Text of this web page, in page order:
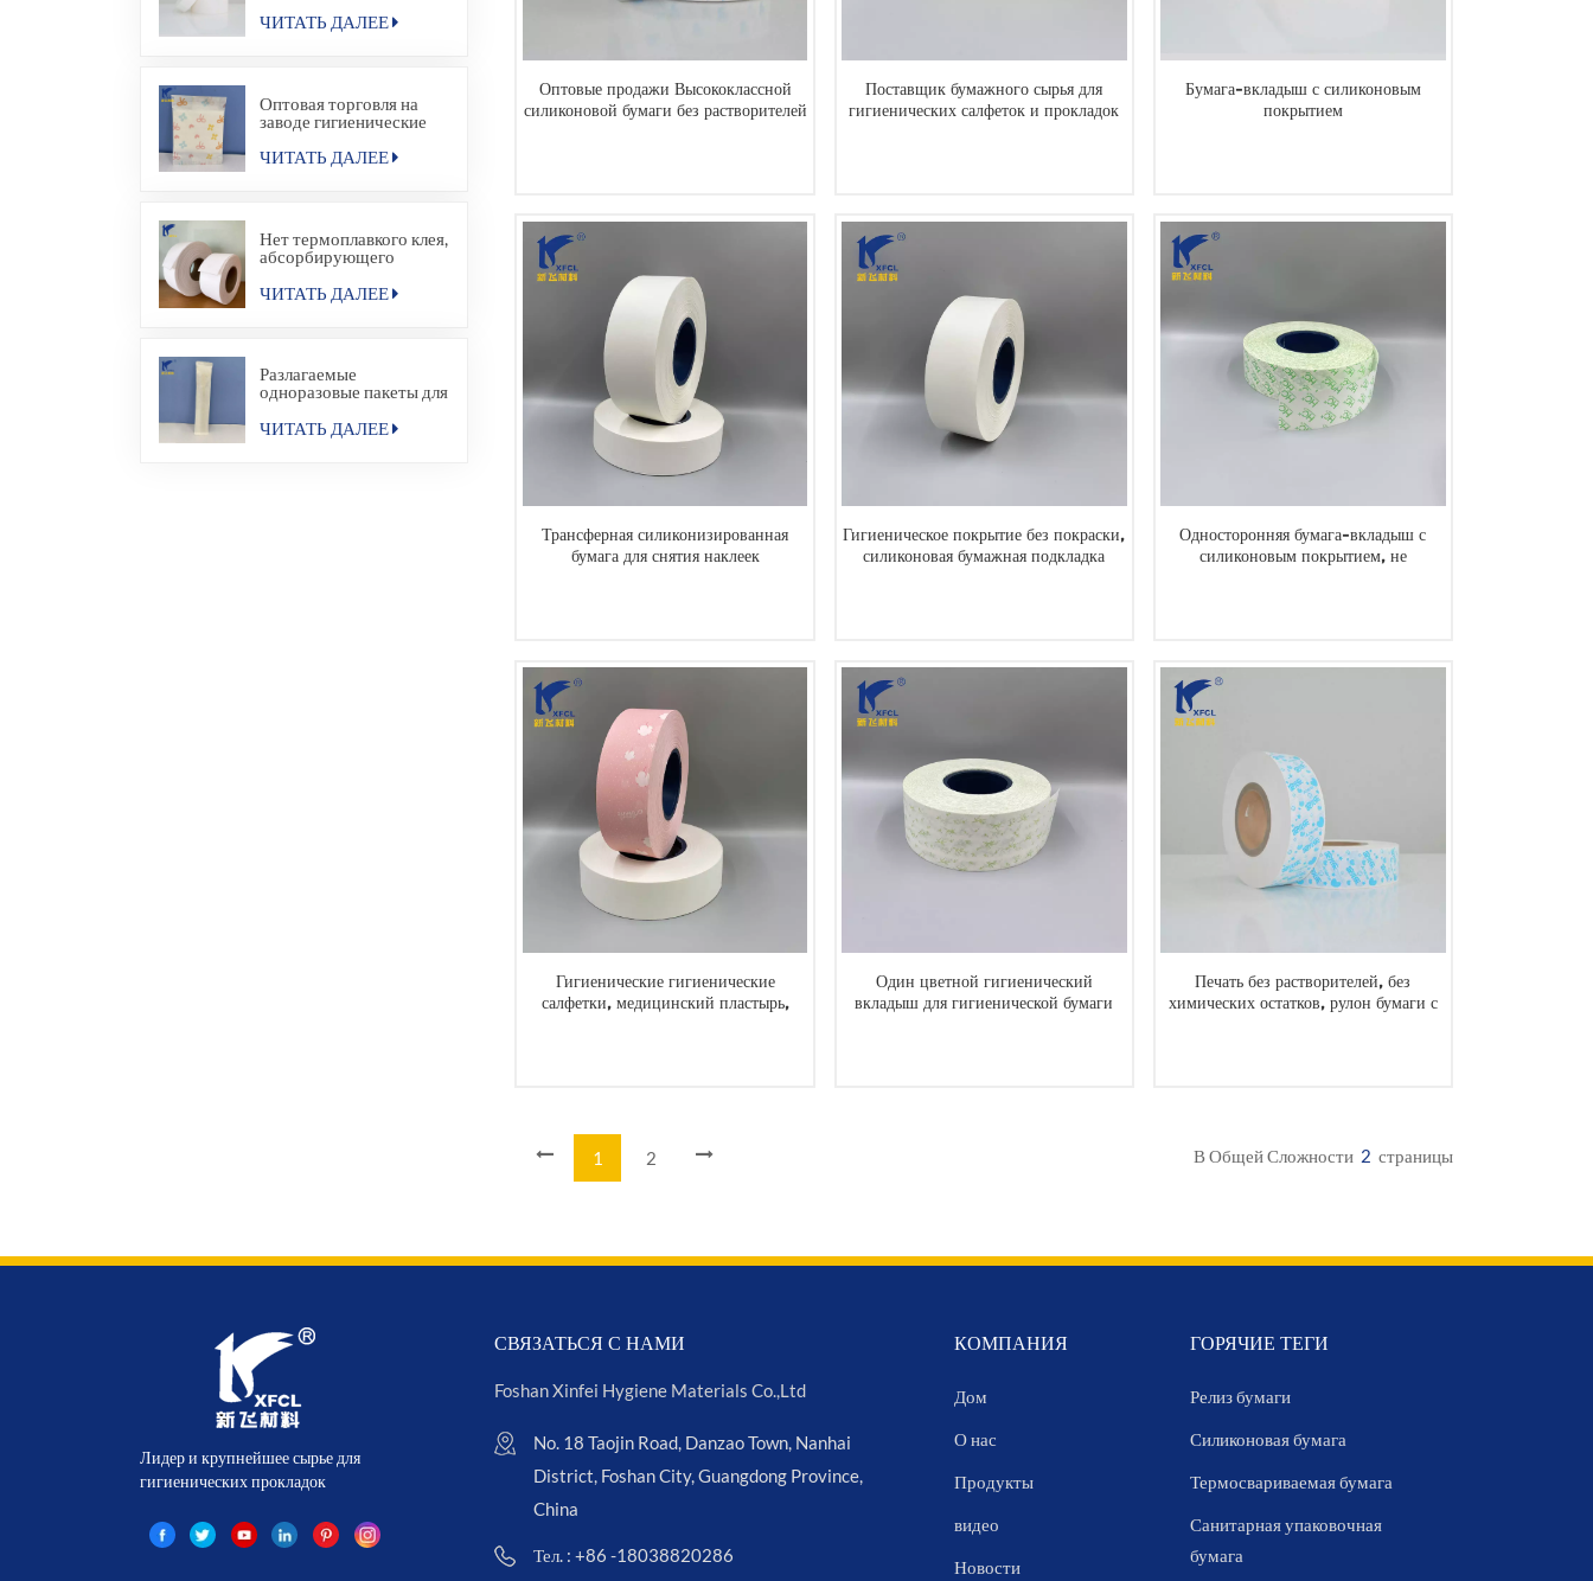
ЧИТАТЬ ДАЛЕЕ
Оптовая торговля на
заводе гигиенические
прокладки для салфеток
бумажный мешок
ЧИТАТЬ ДАЛЕЕ
Нет термоплавкого клея,
абсорбирующего
материала для
гигиенической салфетки
ЧИТАТЬ ДАЛЕЕ
Разлагаемые
одноразовые пакеты для
термосвариваемые
пакеты для
ЧИТАТЬ ДАЛЕЕ
Оптовые продажи Высококлассной
силиконовой бумаги без растворителей
Поставщик бумажного сырья для
гигиенических салфеток и прокладок
Бумага-вкладыш с силиконовым
покрытием
Трансферная силиконизированная
бумага для снятия наклеек
Гигиеническое покрытие без покраски,
силиконовая бумажная подкладка
Односторонняя бумага-вкладыш с
силиконовым покрытием, не
Гигиенические гигиенические
салфетки, медицинский пластырь,
Один цветной гигиенический
вкладыш для гигиенической бумаги
Печать без растворителей, без
химических остатков, рулон бумаги с
1 2 В Общей Сложности 2 Страницы
Лидер и крупнейшее сырье для
гигиенических прокладок
СВЯЗАТЬСЯ С НАМИ
Foshan Xinfei Hygiene Materials Co.,Ltd
No. 18 Taojin Road, Danzao Town, Nanhai
District, Foshan City, Guangdong Province,
China
Тел. : +86 -18038820286
КОМПАНИЯ
Дом
О нас
Продукты
видео
Новости
ГОРЯЧИЕ ТЕГИ
Релиз бумаги
Силиконовая бумага
Термосвариваемая бумага
Санитарная упаковочная
бумага